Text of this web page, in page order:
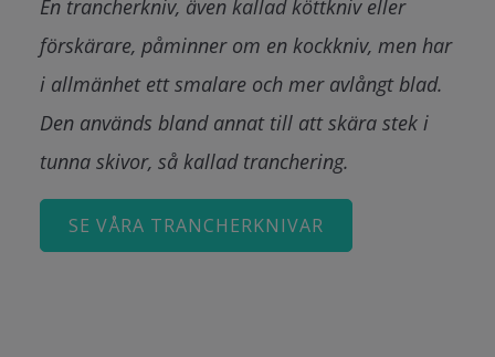
En trancherkniv, även kallad köttkniv eller
förskärare, påminner om en kockkniv, men har
i allmänhet ett smalare och mer avlångt blad.
Den används bland annat till att skära stek i
tunna skivor, så kallad tranchering.
SE VÅRA TRANCHERKNIVAR